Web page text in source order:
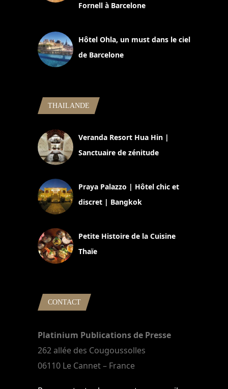
Fornell à Barcelone
Hôtel Ohla, un must dans le ciel
de Barcelone
THAILANDE
Veranda Resort Hua Hin |
Sanctuaire de zénitude
Praya Palazzo | Hôtel chic et
discret | Bangkok
Petite Histoire de la Cuisine
Thaïe
CONTACT
Platinium Publications de Presse
262 allée des Cougoussolles
06110 Le Cannet – France